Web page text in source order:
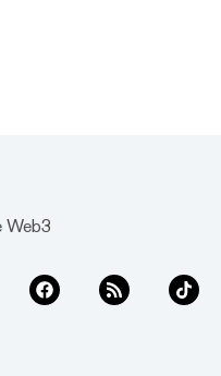
Web3